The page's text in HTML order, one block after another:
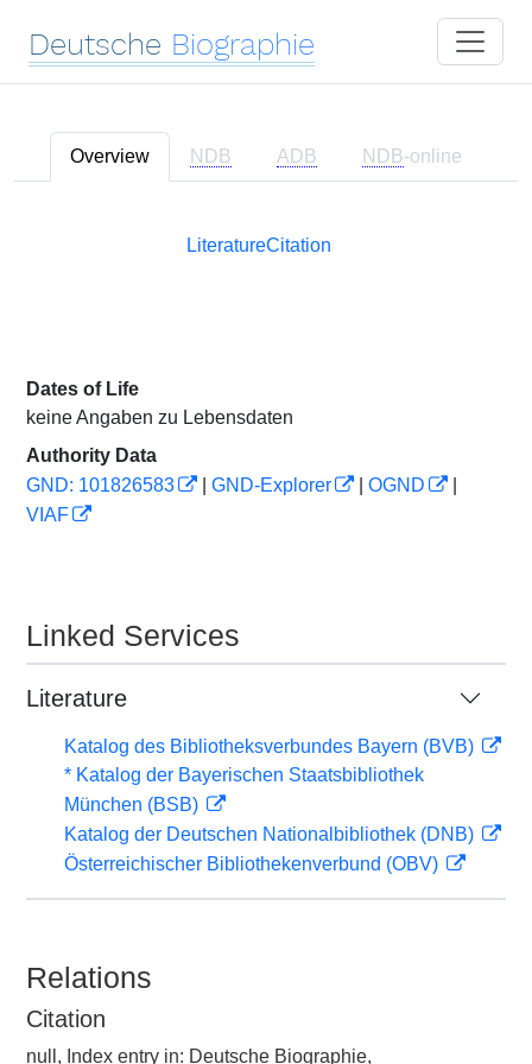
Deutsche Biographie
Overview NDB ADB NDB-online
LiteratureCitation
Dates of Life
keine Angaben zu Lebensdaten
Authority Data
GND: 101826583
GND-Explorer OGND
VIAF
Linked Services
Literature
Katalog des Bibliotheksverbundes Bayern (BVB)
* Katalog der Bayerischen Staatsbibliothek
München (BSB)
Katalog der Deutschen Nationalbibliothek (DNB)
Österreichischer Bibliothekenverbund (OBV)
Relations
Citation
null, Index entry in: Deutsche Biographie,